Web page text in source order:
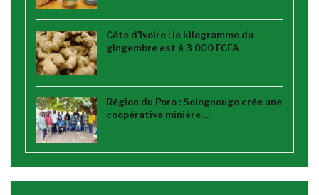
Côte d’Ivoire : le kilogramme du
gingembre est à 3 000 FCFA
Région du Poro : Solognougo crée une
coopérative minière…